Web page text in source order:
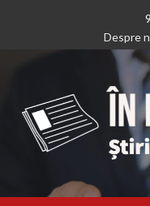
Despre